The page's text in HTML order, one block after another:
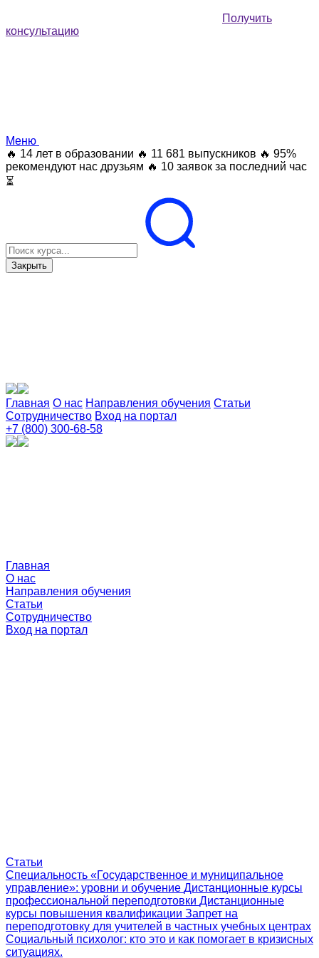
Получить
консультацию
Меню
🔥 14 лет в образовании 🔥 11 681 выпускников 🔥 95%
рекомендуют нас друзьям 🔥 10 заявок за последний час
⏳
Закрыть
Главная О нас Направления обучения Статьи
Сотрудничество Вход на портал
+7 (800) 300-68-58
Главная
О нас
Направления обучения
Статьи
Сотрудничество
Вход на портал
Статьи
Специальность «Государственное и муниципальное
управление»: уровни и обучение Дистанционные курсы
профессиональной переподготовки Дистанционные
курсы повышения квалификации Запрет на
переподготовку для учителей в частных учебных центрах
Социальный психолог: кто это и как помогает в кризисных
ситуациях.